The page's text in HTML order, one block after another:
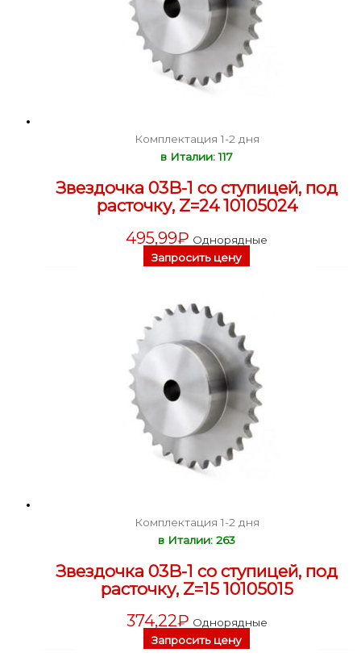
Комплектация 1-2 дня
в Италии: 117
Звездочка 03B-1 со ступицей, под
расточку, Z=24 10105024
495,99₽ Однорядные
Запросить цену
Комплектация 1-2 дня
в Италии: 263
Звездочка 03B-1 со ступицей, под
расточку, Z=15 10105015
374,22₽ Однорядные
Запросить цену